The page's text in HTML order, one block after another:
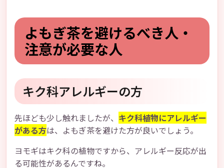
よもぎ茶を避けるべき人・
注意が必要な人
キク科アレルギーの方
先ほども少し触れましたが、 キク科植物にアレルギー
がある方は、よもぎ茶を避けた方が良いでしょう。
ヨモギはキク科の植物ですから、アレルギー反応が出
る可能性があるんですね。